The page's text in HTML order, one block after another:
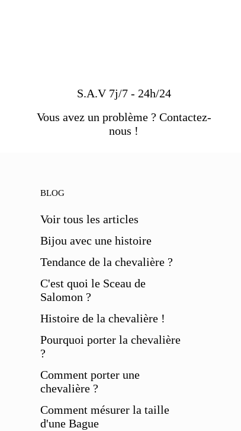
S.A.V 7j/7 - 24h/24
Vous avez un problème ? Contactez-
nous !
BLOG
Voir tous les articles
Bijou avec une histoire
Tendance de la chevalière ?
C'est quoi le Sceau de
Salomon ?
Histoire de la chevalière !
Pourquoi porter la chevalière
?
Comment porter une
chevalière ?
Comment mésurer la taille
d'une Bague